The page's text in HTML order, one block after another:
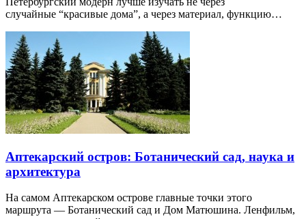
случайные “красивые дома”, а через материал, функцию…
Аптекарский остров: Ботанический сад, наука и
архитектура
На самом Аптекарском острове главные точки этого
маршрута — Ботанический сад и Дом Матюшина. Ленфильм,